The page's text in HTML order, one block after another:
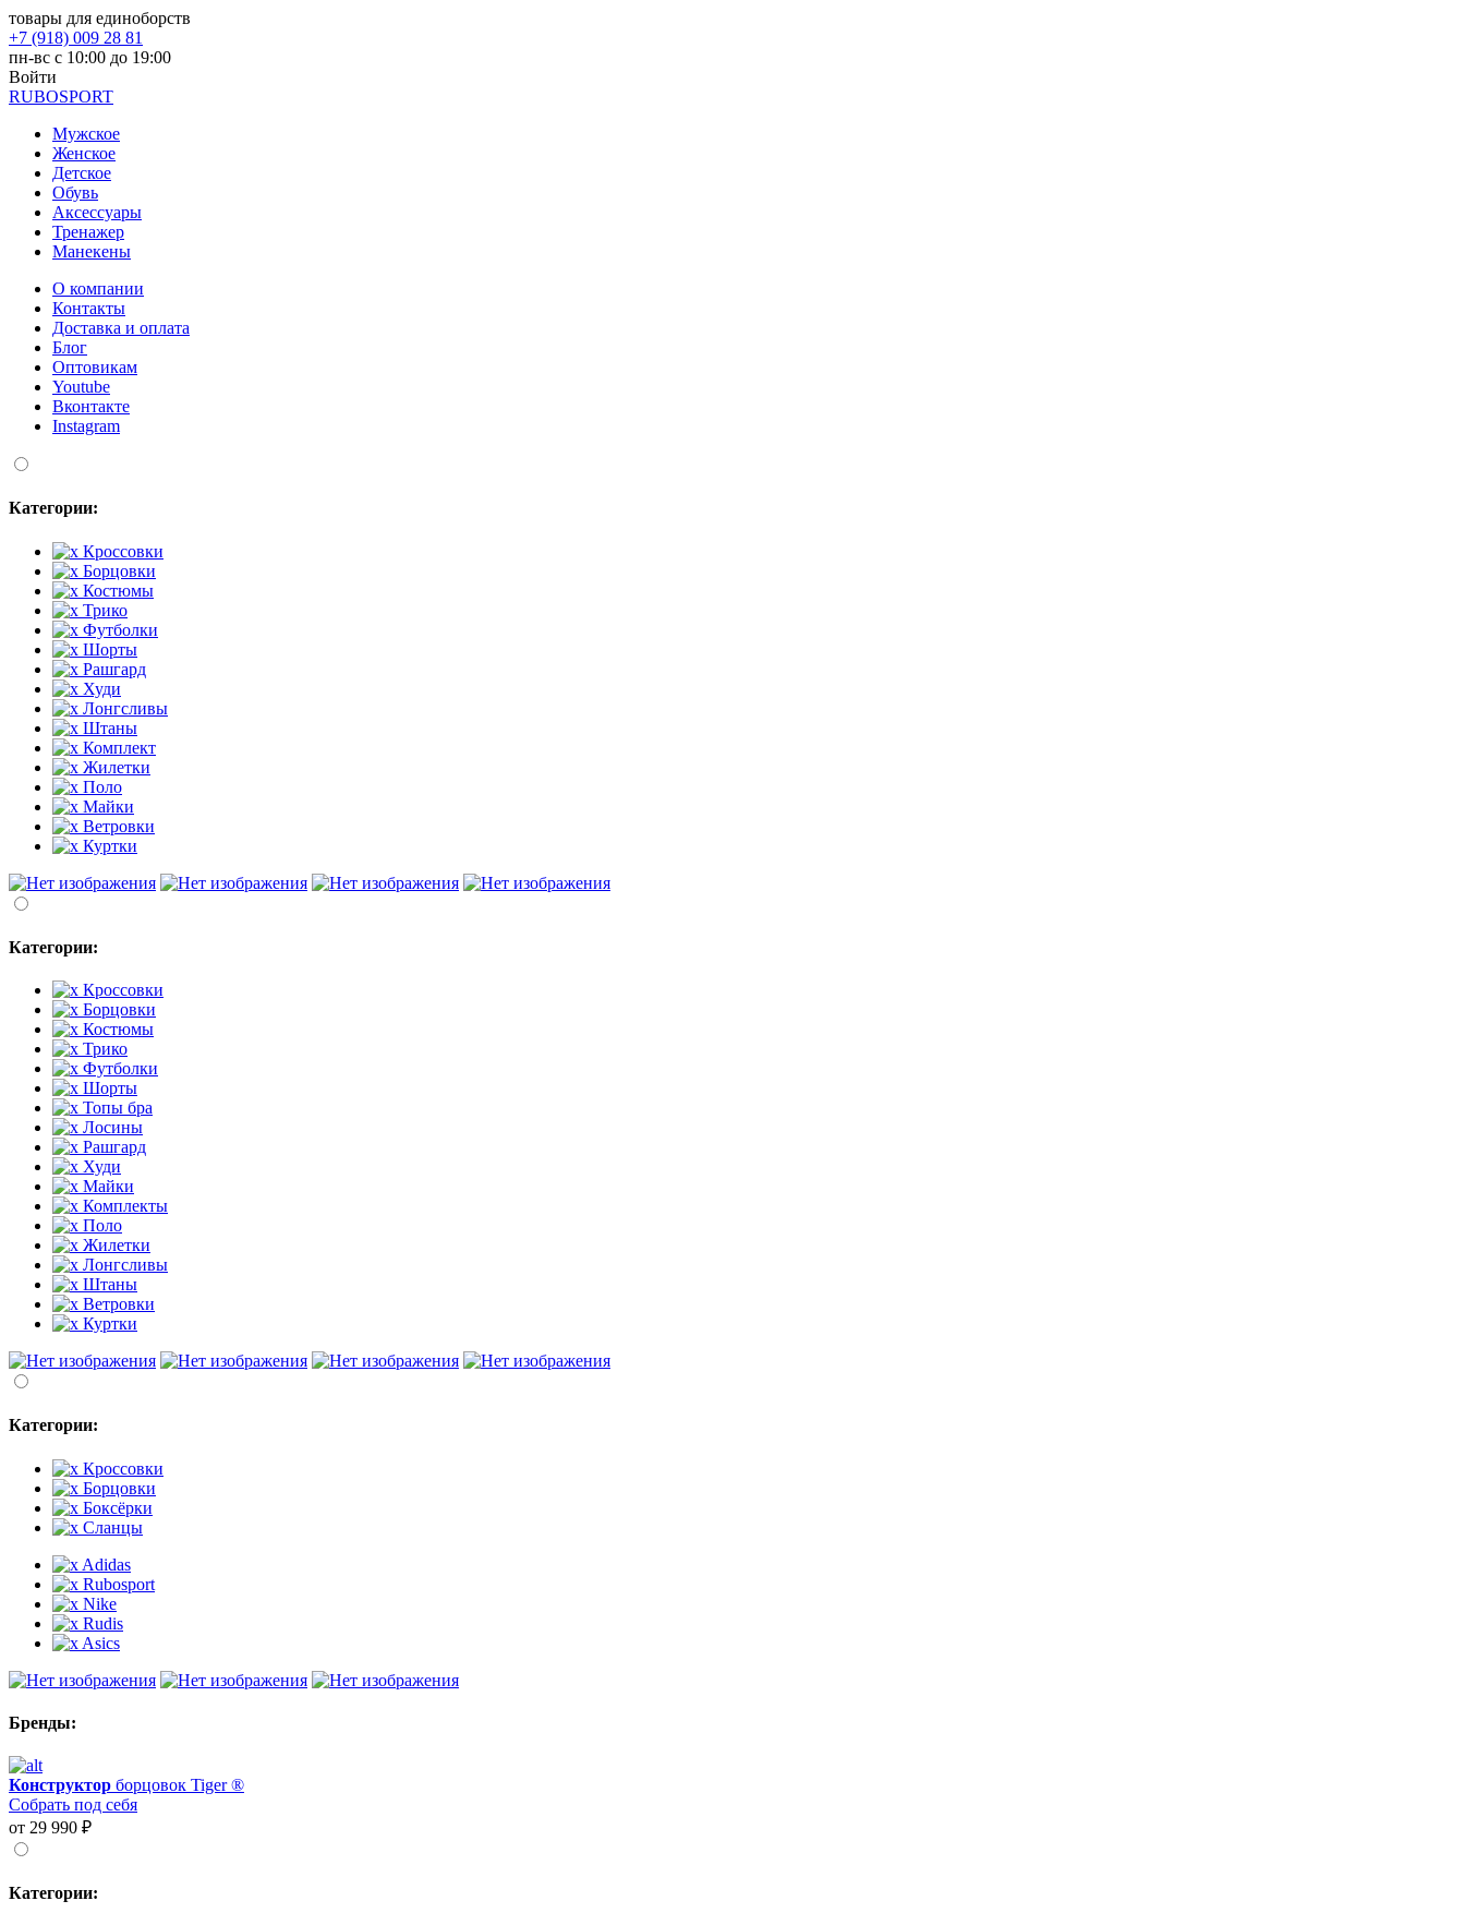
товары для единоборств
+7 (918) 009 28 81
пн-вс с 10:00 до 19:00
Войти
RUBOSPORT
Мужское
Женское
Детское
Обувь
Аксессуары
Тренажер
Манекены
О компании
Контакты
Доставка и оплата
Блог
Оптовикам
Youtube
Вконтакте
Instagram
Категории:
Кроссовки
Борцовки
Костюмы
Трико
Футболки
Шорты
Рашгард
Худи
Лонгсливы
Штаны
Комплект
Жилетки
Поло
Майки
Ветровки
Куртки
Категории:
Кроссовки
Борцовки
Костюмы
Трико
Футболки
Шорты
Топы бра
Лосины
Рашгард
Худи
Майки
Комплекты
Поло
Жилетки
Лонгсливы
Штаны
Ветровки
Куртки
Категории:
Кроссовки
Борцовки
Боксёрки
Сланцы
Adidas
Rubosport
Nike
Rudis
Asics
Бренды:
Конструктор борцовок Tiger ®
Собрать под себя
от 29 990 ₽
Категории: